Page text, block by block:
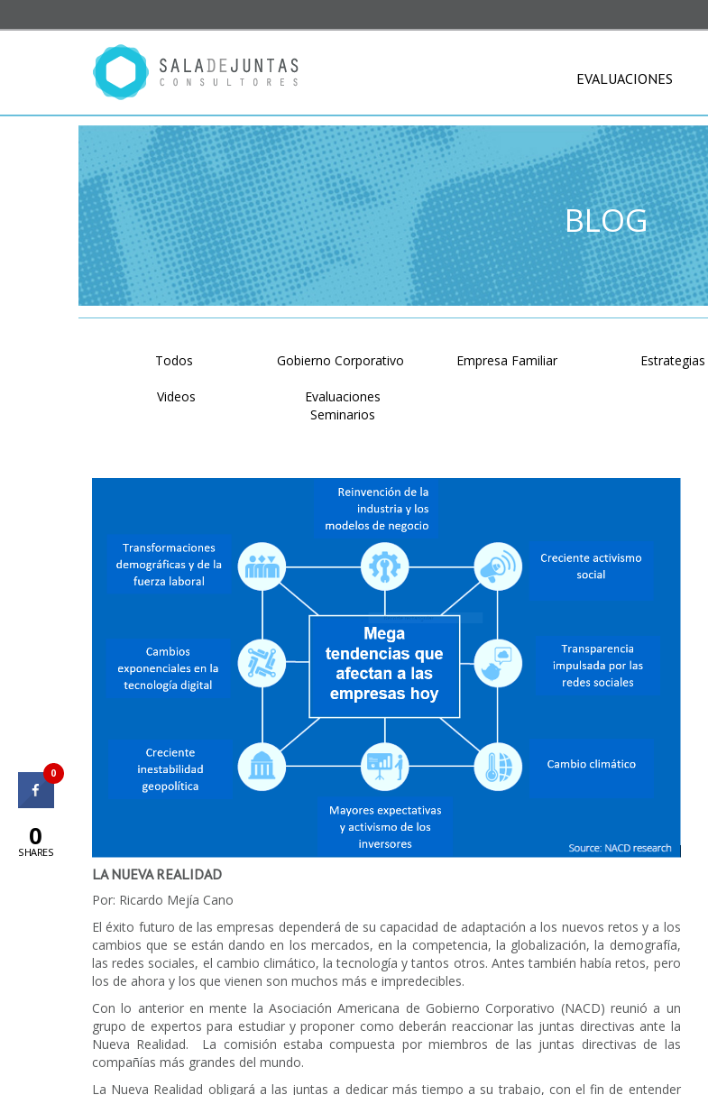
EVALUACIONES
BLOG
Todos Gobierno Corporativo Empresa Familiar Estrategias
Videos
Evaluaciones
Seminarios
LA NUEVA REALIDAD
Por: Ricardo Mejía Cano
El éxito futuro de las empresas dependerá de su capacidad de adaptación a los nuevos retos y a los
cambios que se están dando en los mercados, en la competencia, la globalización, la demografía,
las redes sociales, el cambio climático, la tecnología y tantos otros. Antes también había retos, pero
los de ahora y los que vienen son muchos más e impredecibles.
Con lo anterior en mente la Asociación Americana de Gobierno Corporativo (NACD) reunió a un
grupo de expertos para estudiar y proponer como deberán reaccionar las juntas directivas ante la
Nueva Realidad. La comisión estaba compuesta por miembros de las juntas directivas de las
compañías más grandes del mundo.
La Nueva Realidad obligará a las juntas a dedicar más tiempo a su trabajo, con el fin de entender
0
0
SHARES